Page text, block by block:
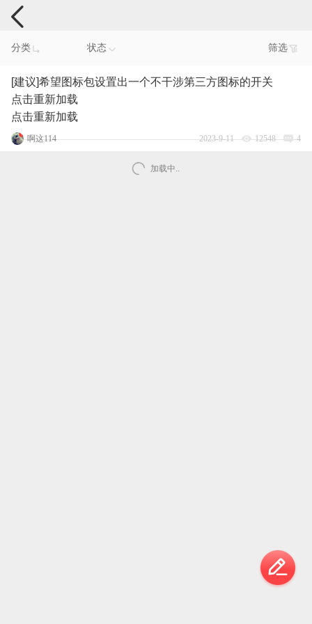
手机反馈
分类 状态 筛选
[建议]希望图标包设置出一个不干涉第三方图标的开关
点击重新加载
点击重新加载
啊这114 2023-9-11 12548 4
加载中..